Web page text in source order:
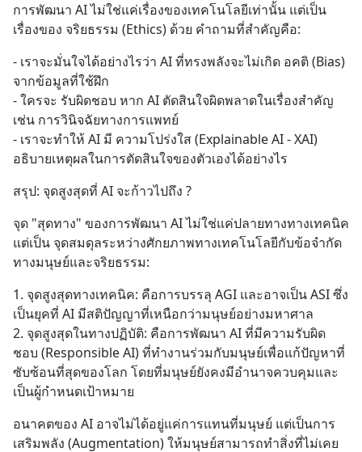
การพัฒนา AI ไม่ใช่แค่เรื่องของเทคโนโลยีเท่านั้น แต่เป็น
เรื่องของ จริยธรรม (Ethics) ด้วย คำถามที่สำคัญคือ:
- เราจะมั่นใจได้อย่างไรว่า AI ที่ทรงพลังจะไม่เกิด อคติ (Bias)
จากข้อมูลที่ใช้ฝึก
- ใครจะ รับผิดชอบ หาก AI ตัดสินใจผิดพลาดในเรื่องสำคัญ
เช่น การวินิจฉัยทางการแพทย์
- เราจะทำให้ AI มี ความโปร่งใส (Explainable AI - XAI)
อธิบายเหตุผลในการตัดสินใจของตัวเองได้อย่างไร
สรุป: จุดสูงสุดที่ AI จะก้าวไปถึง ?
จุด "สุดทาง" ของการพัฒนา AI ไม่ใช่แค่ปลายทางทางเทคนิค
แต่เป็น จุดสมดุลระหว่างศักยภาพทางเทคโนโลยีกับข้อจำกัด
ทางมนุษย์และจริยธรรม:
1. จุดสูงสุดทางเทคนิค: คือการบรรลุ AGI และอาจเป็น ASI ซึ่ง
เป็นยุคที่ AI มีสติปัญญาที่เหนือกว่ามนุษย์อย่างมหาศาล
2. จุดสูงสุดในทางปฏิบัติ: คือการพัฒนา AI ที่มีความรับผิด
ชอบ (Responsible AI) ที่ทำงานร่วมกับมนุษย์เพื่อแก้ปัญหาที่
ซับซ้อนที่สุดของโลก โดยที่มนุษย์ยังคงมีอำนาจควบคุมและ
เป็นผู้กำหนดเป้าหมาย
อนาคตของ AI อาจไม่ได้อยู่แค่การแทนที่มนุษย์ แต่เป็นการ
เสริมพลัง (Augmentation) ให้มนุษย์สามารถทำสิ่งที่ไม่เคย